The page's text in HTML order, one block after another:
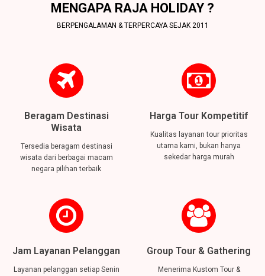
MENGAPA RAJA HOLIDAY ?
BERPENGALAMAN & TERPERCAYA SEJAK 2011
Beragam Destinasi
Wisata
Tersedia beragam destinasi
wisata dari berbagai macam
negara pilihan terbaik
Harga Tour Kompetitif
Kualitas layanan tour prioritas
utama kami, bukan hanya
sekedar harga murah
Jam Layanan Pelanggan
Layanan pelanggan setiap Senin
Group Tour & Gathering
Menerima Kustom Tour &